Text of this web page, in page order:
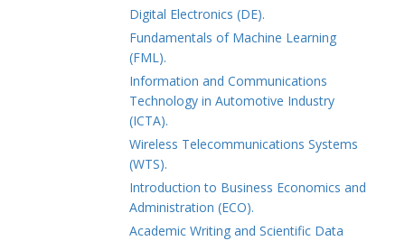
Digital Electronics (DE).
Fundamentals of Machine Learning
(FML).
Information and Communications
Technology in Automotive Industry
(ICTA).
Wireless Telecommunications Systems
(WTS).
Introduction to Business Economics and
Administration (ECO).
Academic Writing and Scientific Data